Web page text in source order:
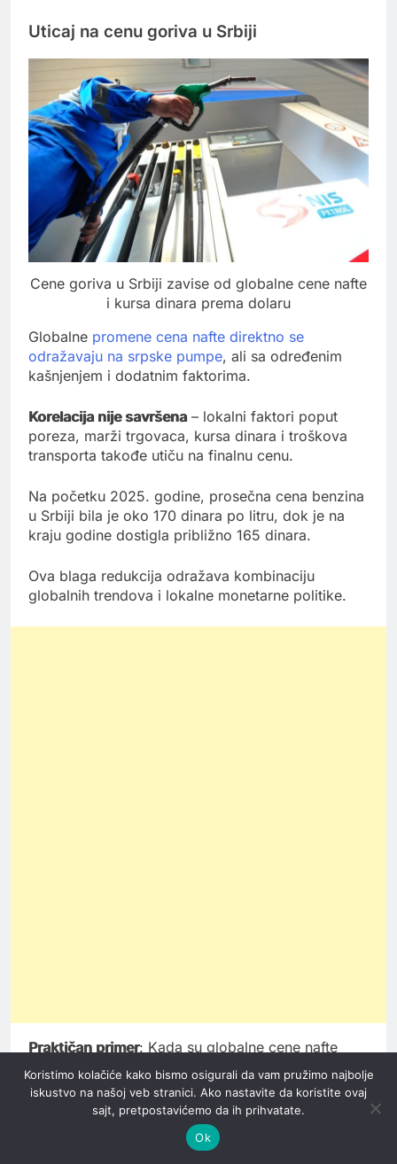
Uticaj na cenu goriva u Srbiji
Cene goriva u Srbiji zavise od globalne cene nafte
i kursa dinara prema dolaru
Globalne promene cena nafte direktno se
odražavaju na srpske pumpe, ali sa određenim
kašnjenjem i dodatnim faktorima.
Korelacija nije savršena – lokalni faktori poput
poreza, marži trgovaca, kursa dinara i troškova
transporta takođe utiču na finalnu cenu.
Na početku 2025. godine, prosečna cena benzina
u Srbiji bila je oko 170 dinara po litru, dok je na
kraju godine dostigla približno 165 dinara.
Ova blaga redukcija odražava kombinaciju
globalnih trendova i lokalne monetarne politike.
Praktičan primer: Kada su globalne cene nafte
pale za 10% tokom poslednjeg kvartala 2025.
godine, cene goriva u Srbiji pale su za približno
7%, što pokazuje kako lokalni faktori ublažavaju,
ali ne eliminišu uticaj globalnih trendova.
Koristimo kolačiće kako bismo osigurali da vam pružimo najbolje
iskustvo na našoj veb stranici. Ako nastavite da koristite ovaj
sajt, pretpostavićemo da ih prihvatate.
Ok